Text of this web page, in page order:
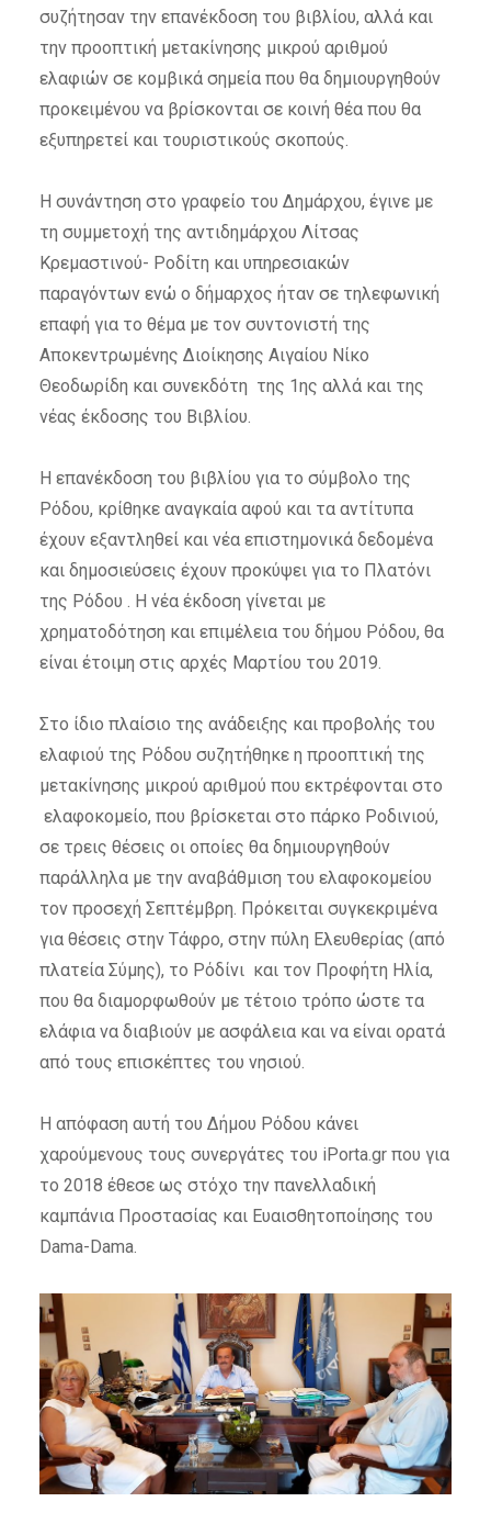
συζήτησαν την επανέκδοση του βιβλίου, αλλά και
την προοπτική μετακίνησης μικρού αριθμού
ελαφιών σε κομβικά σημεία που θα δημιουργηθούν
προκειμένου να βρίσκονται σε κοινή θέα που θα
εξυπηρετεί και τουριστικούς σκοπούς.
Η συνάντηση στο γραφείο του Δημάρχου, έγινε με
τη συμμετοχή της αντιδημάρχου Λίτσας
Κρεμαστινού- Ροδίτη και υπηρεσιακών
παραγόντων ενώ ο δήμαρχος ήταν σε τηλεφωνική
επαφή για το θέμα με τον συντονιστή της
Αποκεντρωμένης Διοίκησης Αιγαίου Νίκο
Θεοδωρίδη και συνεκδότη της 1ης αλλά και της
νέας έκδοσης του Βιβλίου.
Η επανέκδοση του βιβλίου για το σύμβολο της
Ρόδου, κρίθηκε αναγκαία αφού και τα αντίτυπα
έχουν εξαντληθεί και νέα επιστημονικά δεδομένα
και δημοσιεύσεις έχουν προκύψει για το Πλατόνι
της Ρόδου . Η νέα έκδοση γίνεται με
χρηματοδότηση και επιμέλεια του δήμου Ρόδου, θα
είναι έτοιμη στις αρχές Μαρτίου του 2019.
Στο ίδιο πλαίσιο της ανάδειξης και προβολής του
ελαφιού της Ρόδου συζητήθηκε η προοπτική της
μετακίνησης μικρού αριθμού που εκτρέφονται στο
ελαφοκομείο, που βρίσκεται στο πάρκο Ροδινιού,
σε τρεις θέσεις οι οποίες θα δημιουργηθούν
παράλληλα με την αναβάθμιση του ελαφοκομείου
τον προσεχή Σεπτέμβρη. Πρόκειται συγκεκριμένα
για θέσεις στην Τάφρο, στην πύλη Ελευθερίας (από
πλατεία Σύμης), το Ρόδίνι και τον Προφήτη Ηλία,
που θα διαμορφωθούν με τέτοιο τρόπο ώστε τα
ελάφια να διαβιούν με ασφάλεια και να είναι ορατά
από τους επισκέπτες του νησιού.
Η απόφαση αυτή του Δήμου Ρόδου κάνει
χαρούμενους τους συνεργάτες του iPorta.gr που για
το 2018 έθεσε ως στόχο την πανελλαδική
καμπάνια Προστασίας και Ευαισθητοποίησης του
Dama-Dama.